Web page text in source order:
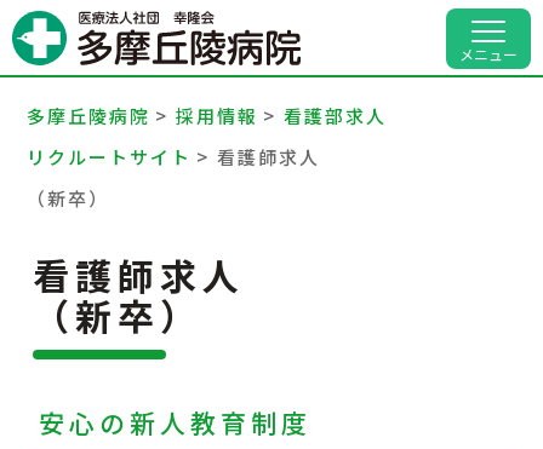
メニュー
病院案内
外来受診のご案内
人間ドック・健診
地域医療連携
交通アクセス
多摩丘陵病院 > 採用情報 > 看護部求人
リクルートサイト > 看護師求人
（新卒）
看護師求人
（新卒）
安心の新人教育制度